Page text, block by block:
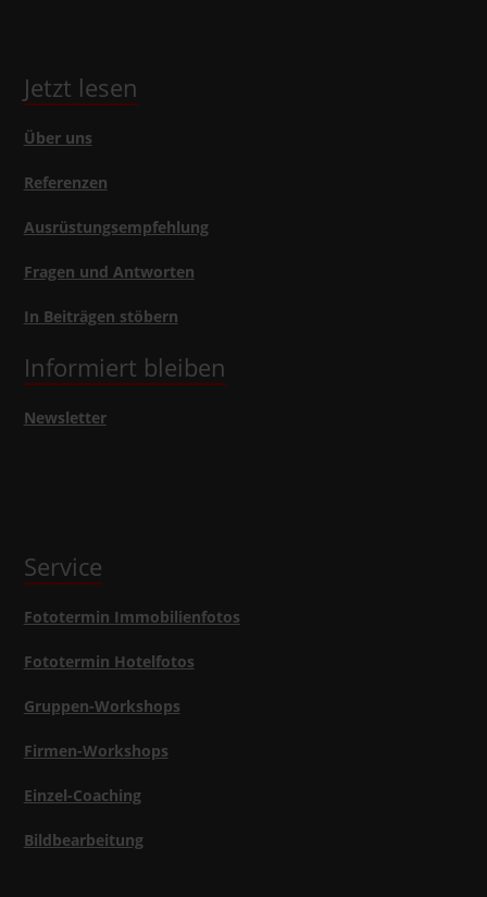
Jetzt lesen
Über uns
Referenzen
Ausrüstungsempfehlung
Fragen und Antworten
In Beiträgen stöbern
Informiert bleiben
Newsletter
Service
Fototermin Immobilienfotos
Fototermin Hotelfotos
Gruppen-Workshops
Firmen-Workshops
Einzel-Coaching
Bildbearbeitung